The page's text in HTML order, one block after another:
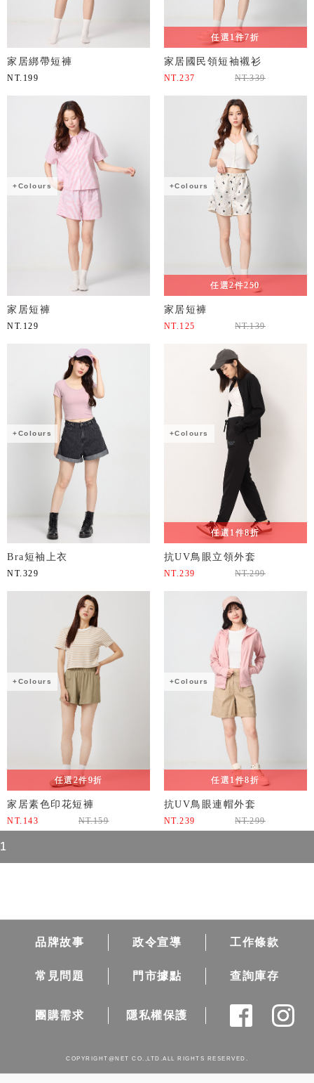
家居綁帶短褲
NT. 199
任選1件7折
家居國民領短袖襯衫
NT.237 NT.339
+Colours
家居短褲
NT. 129
+Colours
任選2件250
家居短褲
NT. 125 NT.139
+Colours
Bra短袖上衣
NT. 329
+Colours
任選1件8折
抗UV鳥眼立領外套
NT.239 NT.299
+Colours
任選2件9折
家居素色印花短褲
NT. 143 NT.159
+Colours
任選1件8折
抗UV鳥眼連帽外套
NT.239 NT.299
1
品牌故事 政令宣導 工作條款
常見問題 門市據點 查詢庫存
團購需求 隱私權保護
COPYRIGHT@NET CO.,LTD.ALL RIGHTS RESERVED.